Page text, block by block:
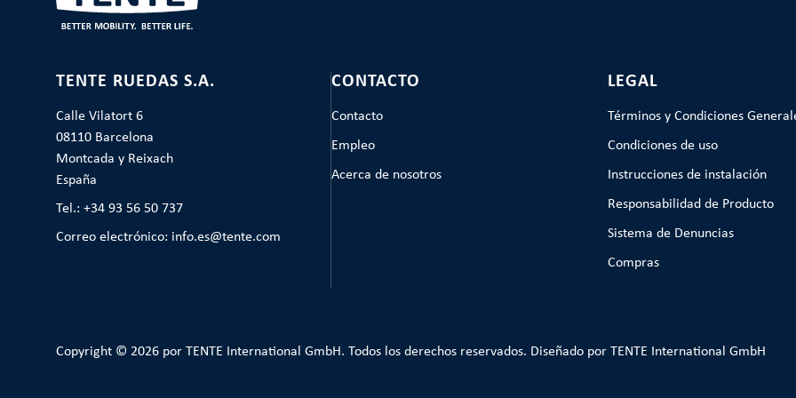
TENTE RUEDAS S.A.
Calle Vilatort 6
08110 Barcelona
Montcada y Reixach
España
Tel.: +34 93 56 50 737
Correo electrónico: info.es@tente.com
CONTACTO
Contacto
Empleo
Acerca de nosotros
LEGAL
Términos y Condiciones
Condiciones de uso
Instrucciones de instalación
Responsabilidad de Producto
Sistema de Denuncias
Compras
Copyright © 2026 por TENTE International GmbH. Todos los derechos reservados. Diseñado por TENTE International GmbH